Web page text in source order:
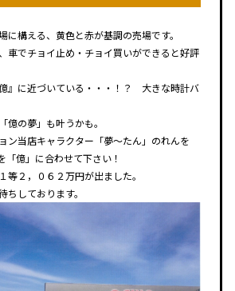
に構える、黄色と赤が基調の売場です。
車でチョイ止め・チョイ買いができると好評
』に近づいている・・・！？ 大きな時計バ
億の夢」も叶うかも。
ン当店キャラクター「夢～たん」のれんを
「億」に合わせて下さい！
等２，０６２万円が出ました。
ちしております。